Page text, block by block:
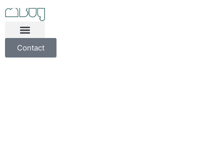
Contact